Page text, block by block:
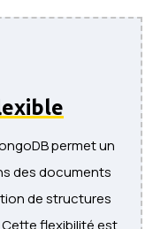
permet un
des documents
de structures
flexibilité est